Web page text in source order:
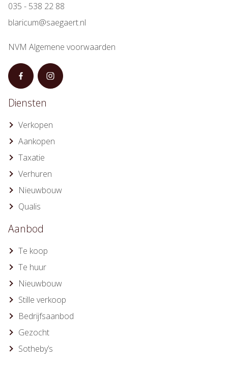
035 - 538 22 88
blaricum@saegaert.nl
NVM Algemene voorwaarden
Diensten
Verkopen
Aankopen
Taxatie
Verhuren
Nieuwbouw
Qualis
Aanbod
Te koop
Te huur
Nieuwbouw
Stille verkoop
Bedrijfsaanbod
Gezocht
Sotheby’s